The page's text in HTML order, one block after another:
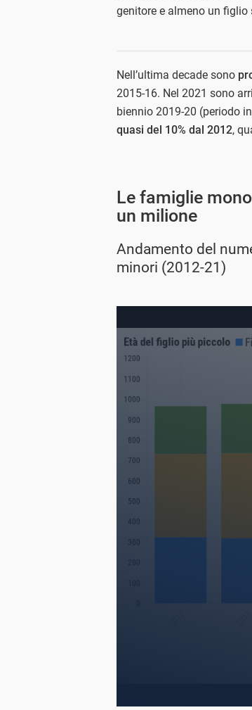
genitore e almeno un figlio
Nell’ultima decade sono
2015-16. Nel 2021 sono
biennio 2019-20 (periodo
quasi del 10% dal 2012,
Le famiglie
un milione
Andamento del
minori (2012-21)